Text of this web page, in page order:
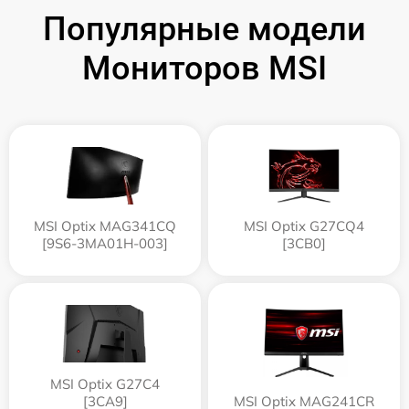
Популярные модели
Мониторов MSI
MSI Optix MAG341CQ
[9S6-3MA01H-003]
MSI Optix G27CQ4
[3CB0]
MSI Optix G27C4
[3CA9]
MSI Optix MAG241CR